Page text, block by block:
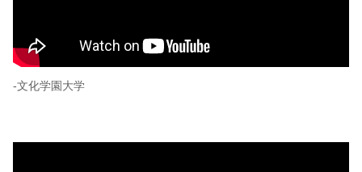
-文化学園大学